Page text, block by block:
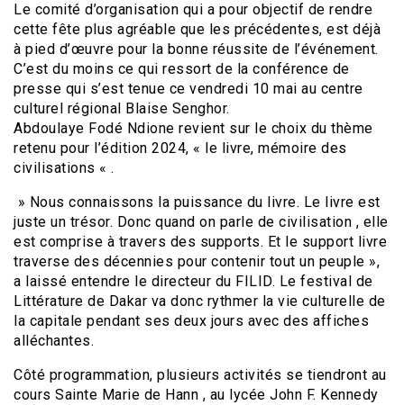
Le comité d’organisation qui a pour objectif de rendre
cette fête plus agréable que les précédentes, est déjà
à pied d’œuvre pour la bonne réussite de l’événement.
C’est du moins ce qui ressort de la conférence de
presse qui s’est tenue ce vendredi 10 mai au centre
culturel régional Blaise Senghor.
Abdoulaye Fodé Ndione revient sur le choix du thème
retenu pour l’édition 2024, « le livre, mémoire des
civilisations « .
» Nous connaissons la puissance du livre. Le livre est
juste un trésor. Donc quand on parle de civilisation , elle
est comprise à travers des supports. Et le support livre
traverse des décennies pour contenir tout un peuple »,
a laissé entendre le directeur du FILID. Le festival de
Littérature de Dakar va donc rythmer la vie culturelle de
la capitale pendant ses deux jours avec des affiches
alléchantes.
Côté programmation, plusieurs activités se tiendront au
cours Sainte Marie de Hann , au lycée John F. Kennedy